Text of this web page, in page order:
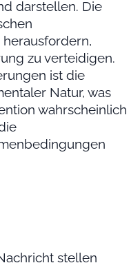
darstellen. Die
zu verteidigen.
ist die
Natur, was
wahrscheinlich
stellen